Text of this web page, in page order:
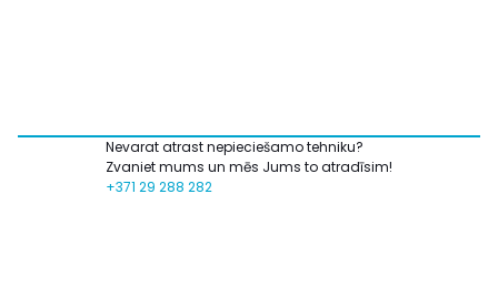
Nevarat atrast nepieciešamo tehniku?
Zvaniet mums un mēs Jums to atradīsim!
+371 29 288 282